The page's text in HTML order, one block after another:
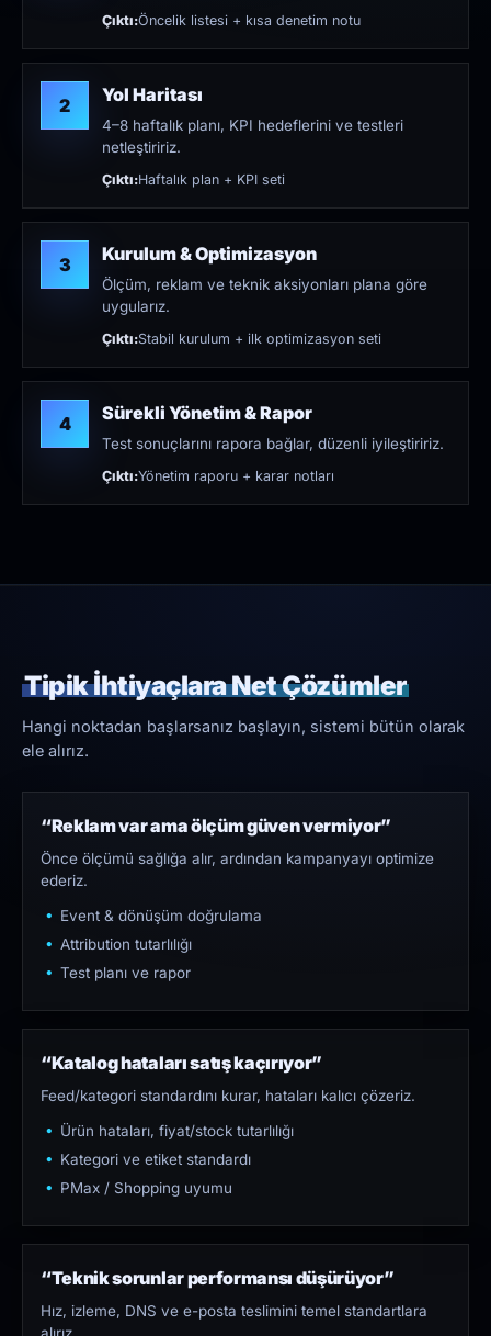
Çıktı:Öncelik listesi + kısa denetim notu
2 Yol Haritası
4–8 haftalık planı, KPI hedeflerini ve testleri
netleştiririz.
Çıktı:Haftalık plan + KPI seti
3 Kurulum & Optimizasyon
Ölçüm, reklam ve teknik aksiyonları plana göre
uygularız.
Çıktı:Stabil kurulum + ilk optimizasyon seti
4 Sürekli Yönetim & Rapor
Test sonuçlarını rapora bağlar, düzenli iyileştiririz.
Çıktı:Yönetim raporu + karar notları
Tipik İhtiyaçlara Net Çözümler
Hangi noktadan başlarsanız başlayın, sistemi bütün olarak
ele alırız.
“Reklam var ama ölçüm güven vermiyor”
Önce ölçümü sağlığa alır, ardından kampanyayı optimize
ederiz.
Event & dönüşüm doğrulama
Attribution tutarlılığı
Test planı ve rapor
“Katalog hataları satış kaçırıyor”
Feed/kategori standardını kurar, hataları kalıcı çözeriz.
Ürün hataları, fiyat/stock tutarlılığı
Kategori ve etiket standardı
PMax / Shopping uyumu
“Teknik sorunlar performansı düşürüyor”
Hız, izleme, DNS ve e-posta teslimini temel standartlara